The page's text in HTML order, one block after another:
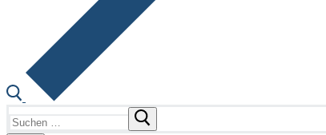
nach: